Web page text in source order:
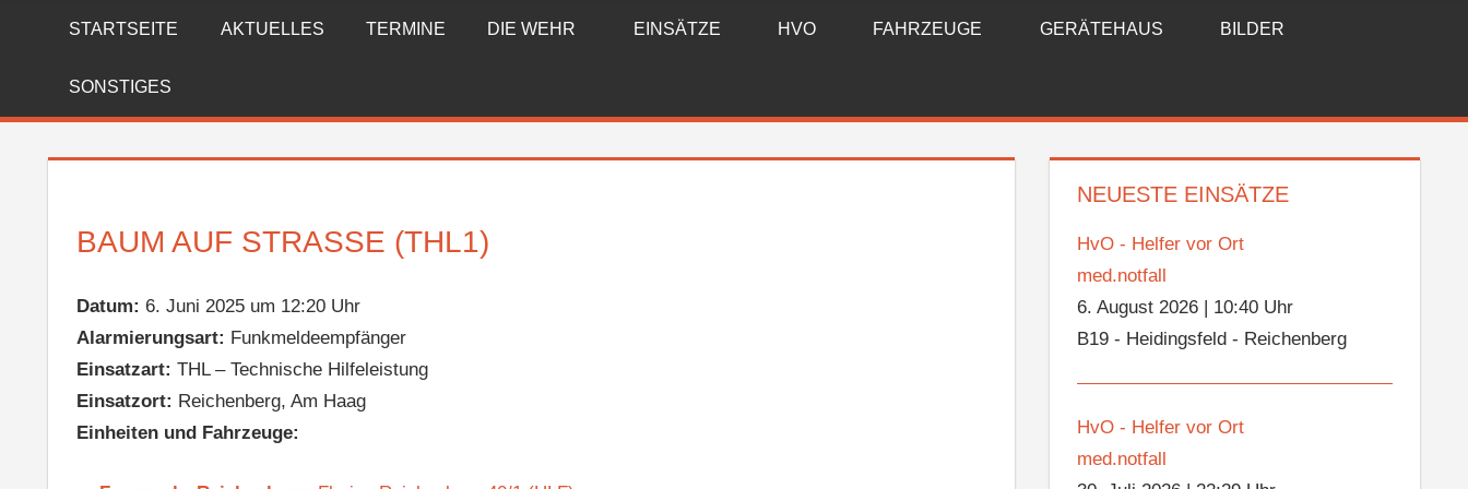
FREIWILLIGE
FEUERWEHR
REICHENBERG
STARTSEITE AKTUELLES TERMINE DIE WEHR EINSÄTZE HVO FAHRZEUGE GERÄTEHAUS BILDER
SONSTIGES
BAUM AUF STRASSE (THL1)
Datum: 6. Juni 2025 um 12:20 Uhr
Alarmierungsart: Funkmeldeempfänger
Einsatzart: THL – Technische Hilfeleistung
Einsatzort: Reichenberg, Am Haag
Einheiten und Fahrzeuge:
NEUESTE EINSÄTZE
HvO - Helfer vor Ort
med.notfall
6. August 2026
10:40 Uhr
B19 - Heidingsfeld - Reichenberg
HvO - Helfer vor Ort
med.notfall